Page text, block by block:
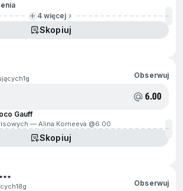
4 więcej
Skopiuj
1g Obserwuj
6.00
Gauff
— Alina Korneeva @6.00
Skopiuj
13g Obserwuj